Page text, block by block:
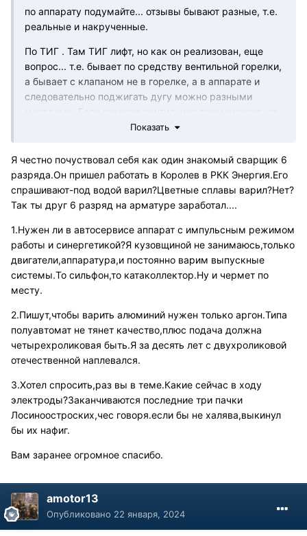
по аппарату подумайте... отзывы бывают разные, т.е.
реальные и накрученные.
По ТИГ . Там ТИГ лифт, но как он реализован, еще
вопрос... т.е. бывает по средству вентильной горелки,
а бывает с клапаном не в горелке, а в аппарате и
следовательно поджигать дугу можно разными
ТИГ этот вообще не ТИГ. Проблем в использовании
Для мастерской, лучше иметь два аппарата, это П\А и
второй отдельный, это ТИГ AC\DC, т.к. алюминий
иногда лучше ТИГ варить, но без АС его на ТИГ
практически не сварить.
По вопросу смеси... для синергетического режима
работы аппарата, смесь 80\20, она же 82\18, такое
себе удовольствие. Т.е. швы то лучше, но дороже
будет. Т.е. нет раскрытия полного потенциала этой
смеси. Для получения 100% эффекта нужен аппарат
работающий в импульсном режиме. Так же и для
алюминия, П\А в импульсе, даст лучше результат, чем
обычная синергетика. Ну скажем так, на тонком
материале это будет в разы проще.
Для тонкой стали, авто кузова, тут лучше наверное
синергетика и чистая углекислота, режим более
холодный и меньше шанс делать дырки.
Поэтому для себя решите, что у вас больше по
задачам и тогда определяйтесь в аппарате, который
универсалов, которые во всех режимах одинаково
хорошо себя ведут, либо либо либо. Ну или основное
хорошо, а вспомогательное за счет бубна но решаемо.
Но и касательно ТИГ. Чтобы и П\А был хороший по
Показать
Я честно почуствовал себя как один знакомый сварщик 6
разряда.Он пришел работать в Королев в РКК Энергия.Его
спрашивают-под водой варил?Цветные сплавы варил?Нет?
Так ты друг 6 разряд на арматуре заработал....
1.Нужен ли в автосервисе аппарат с импульсным режимом
работы и синергетикой?Я кузовщиной не занимаюсь,только
двигатели,аппаратура,и постоянно варим выпускные
системы.То сильфон,то катаколлектор.Ну и чермет по
месту.
2.Пишут,чтобы варить алюминий нужен только аргон.Типа
полуавтомат не тянет качество,плюс подача должна
четырехроликовая быть.Я за десять лет с двухроликовой
отечественной наплевался.
3.Хотел спросить,раз вы в теме.Какие сейчас в ходу
электроды?Заканчиваются последние три пачки
Лосиноостроских,чес говоря.если бы не халява,выкинул
бы их нафиг.
Вам заранее огромное спасибо.
amotor13
Опубликовано 22 января, 2024